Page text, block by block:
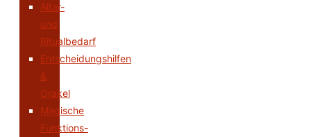
Altar-
und
Ritualbedarf
Entscheidungshilfen
&
Orakel
Magische
Funktions-